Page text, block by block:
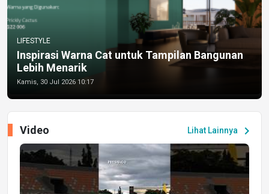
LIFESTYLE
Inspirasi Warna Cat untuk Tampilan Bangunan
Lebih Menarik
Kamis, 30 Jul 2026 10:17
Lihat Lainnya chevron_right
Video